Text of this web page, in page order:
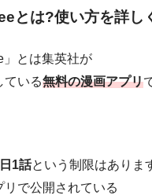
とは?使い方を詳し
」とは集英社が
ている無料の漫画アプリ
1話という制限はありま
リで公開されている